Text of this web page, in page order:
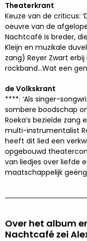
Theaterkrant
Keuze van de criticus:
oeuvre van de
Nachtcafé is breder,
Kleijn en muzikale
zang) Reyer Zwart
rockband...Wat een
de Volkskrant
****: ‘Als singer-
sombere boodschap
Roeka’s bezielde
multi-instrumentalist
heeft dit lied een
opgebouwd
van liedjes over liefde
maatschappelijk
Over het album
Nachtcafé zei